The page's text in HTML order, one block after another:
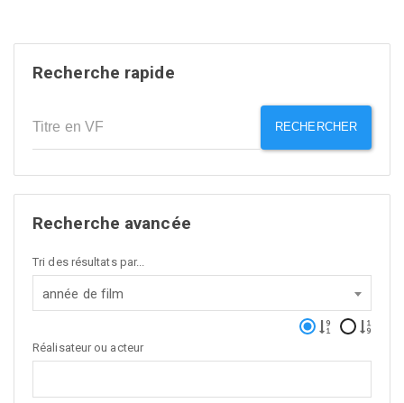
Recherche rapide
RECHERCHER
Recherche avancée
Tri des résultats par...
année de film
Réalisateur ou acteur